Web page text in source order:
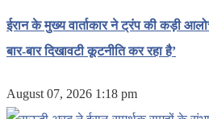
ईरान के मुख्य वार्ताकार ने ट्रंप की कड़ी
बार-बार दिखावटी कूटनीति कर रहा है’
August 07, 2026 1:18 pm